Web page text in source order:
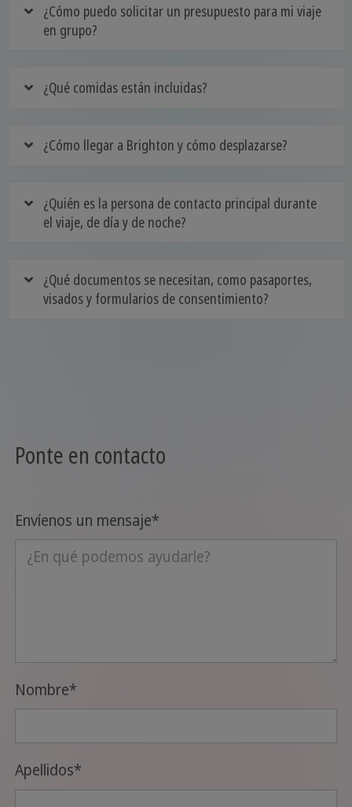
¿Cómo puedo solicitar un presupuesto para mi viaje
en grupo?
¿Qué comidas están incluidas?
¿Cómo llegar a Brighton y cómo desplazarse?
¿Quién es la persona de contacto principal durante
el viaje, de día y de noche?
¿Qué documentos se necesitan, como pasaportes,
visados y formularios de consentimiento?
Ponte en contacto
Envíenos un mensaje*
Nombre*
Apellidos*